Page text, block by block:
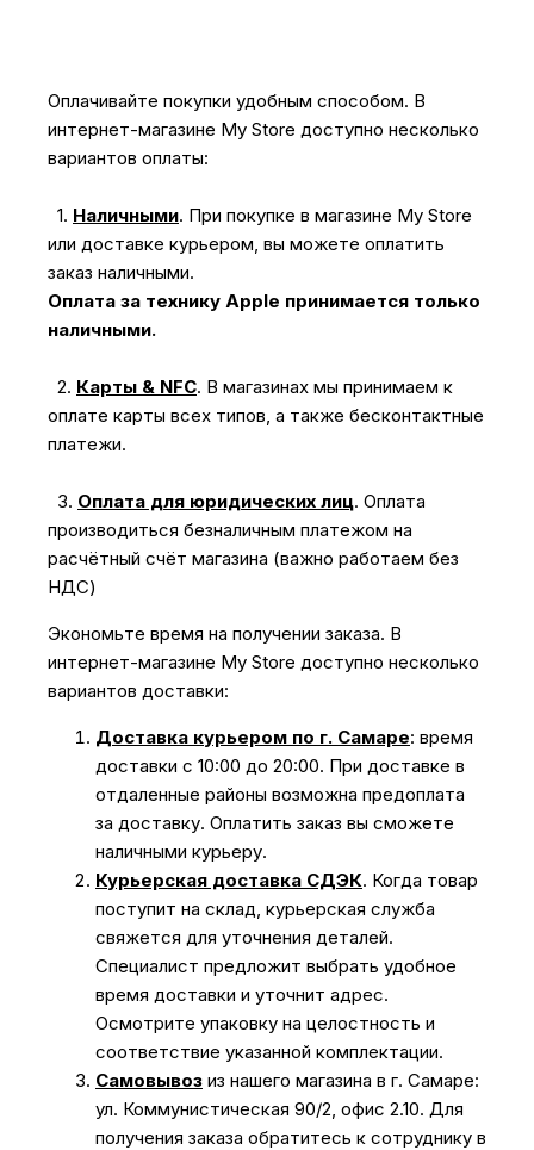
Оплачивайте покупки удобным способом. В
интернет-магазине My Store доступно несколько
вариантов оплаты:
1. Наличными. При покупке в магазине My Store
или доставке курьером, вы можете оплатить
заказ наличными.
Оплата за технику Apple принимается только
наличными.
2. Карты & NFC. В магазинах мы принимаем к
оплате карты всех типов, а также бесконтактные
платежи.
3. Оплата для юридических лиц. Оплата
производиться безналичным платежом на
расчётный счёт магазина (важно работаем без
НДС)
Экономьте время на получении заказа. В
интернет-магазине My Store доступно несколько
вариантов доставки:
Доставка курьером по г. Самаре: время
доставки с 10:00 до 20:00. При доставке в
отдаленные районы возможна предоплата
за доставку. Оплатить заказ вы сможете
наличными курьеру.
Курьерская доставка СДЭК. Когда товар
поступит на склад, курьерская служба
свяжется для уточнения деталей.
Специалист предложит выбрать удобное
время доставки и уточнит адрес.
Осмотрите упаковку на целостность и
соответствие указанной комплектации.
Самовывоз из нашего магазина в г. Самаре:
ул. Коммунистическая 90/2, офис 2.10. Для
получения заказа обратитесь к сотруднику в